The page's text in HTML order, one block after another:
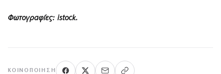
Φωτογραφίες: istock.
ΚΟΙΝΟΠΟΊΗΣΗ